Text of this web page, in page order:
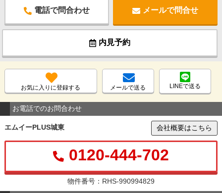
電話で問合わせ メールで問合せ
内見予約
お気に入りに登録する メールで送る LINEで送る
お電話でのお問合わせ
エムイーPLUS城東 会社概要はこちら
0120-444-702
物件番号：RHS-990994829